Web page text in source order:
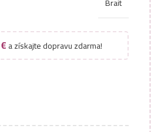
€a získajte dopravu zdarma!